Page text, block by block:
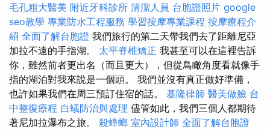
毛孔粗大醫美 附近牙科診所 清潔人員 台胞證照片 google
seo教學 專業防水工程服務 學習按摩專業課程 按摩療程介
紹 全面了解台胞證 我們旅行的第二天帶我們去了距離尼亞
加拉不遠的手指湖。 太平脊椎矯正 我甚至可以在這裡告訴
你，雖然前者更出名（而且更大），但從鳥瞰角度看就像手
指的湖泊對我來說是一個頭。 我們並沒有真正做好準備，
也許如果我們在周三預訂住宿的話。 基隆律師 醫美做臉 台
中整復療程 白蟻防治與處理 儘管如此，我們三個人都期待
著尼加拉瀑布之旅。 殺蟑螂 室內設計師 全面了解台胞證